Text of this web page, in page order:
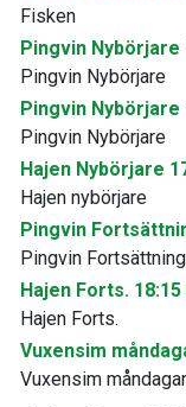
Fisken
Pingvin Nybörjare
Pingvin Nybörjare
Pingvin Nybörjare
Pingvin Nybörjare
Hajen Nybörjare
Hajen nybörjare
Pingvin
Pingvin Fortsättning
Hajen Forts.
Hajen Forts.
Vuxensim
Vuxensim